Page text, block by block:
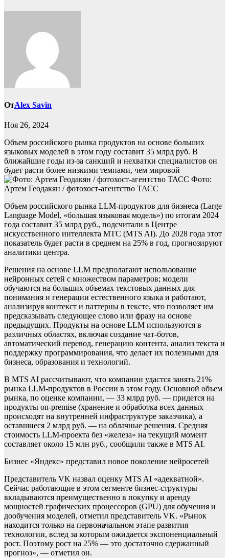
ОтAlex Savin
Ноя 26, 2024
Объем российского рынка продуктов на основе больших
языковых моделей в этом году составит 35 млрд руб. В
ближайшие годы из-за санкций и нехватки специалистов он
будет расти более низкими темпами, чем мировой
Фото:
Артем Геодакян / фотохост-агентство ТАСС
Объем российского рынка LLM-продуктов для бизнеса (Large
Language Model, «большая языковая модель») по итогам 2024
года составит 35 млрд руб., подсчитали в Центре
искусственного интеллекта МТС (MTS AI). До 2028 года этот
показатель будет расти в среднем на 25% в год, прогнозируют
аналитики центра.
Решения на основе LLM предполагают использование
нейронных сетей с множеством параметров; модели
обучаются на больших объемах текстовых данных для
понимания и генерации естественного языка и работают,
анализируя контекст и паттерны в тексте, что позволяет им
предсказывать следующее слово или фразу на основе
предыдущих. Продукты на основе LLM используются в
различных областях, включая создание чат-ботов,
автоматический перевод, генерацию контента, анализ текста и
поддержку программирования, что делает их полезными для
бизнеса, образования и технологий.
В MTS AI рассчитывают, что компании удастся занять 21%
рынка LLM-продуктов в России в этом году. Основной объем
рынка, по оценке компании, — 33 млрд руб. — придется на
продукты on-premise (хранение и обработка всех данных
происходят на внутренней инфраструктуре заказчика), а
оставшиеся 2 млрд руб. — на облачные решения. Средняя
стоимость LLM-проекта без «железа» на текущий момент
составляет около 15 млн руб., сообщили также в MTS AI.
Бизнес «Яндекс» представил новое поколение нейросетей
Представитель VK назвал оценку MTS AI «адекватной».
Сейчас работающие в этом сегменте бизнес-структуры
вкладываются преимущественно в покупку и аренду
мощностей графических процессоров (GPU) для обучения и
дообучения моделей, отметил представитель VK. «Рынок
находится только на первоначальном этапе развития
технологии, вслед за которым ожидается экспоненциальный
рост. Поэтому рост на 25% — это достаточно сдержанный
прогноз», — отметил он.